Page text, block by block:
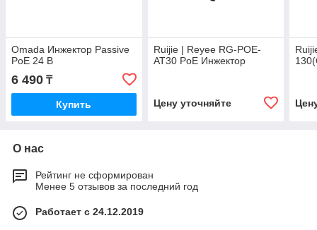
Omada Инжектор Passive
PoE 24 В
6 490 ₸
Купить
Ruijie | Reyee RG-POE-
AT30 PoE Инжектор
Цену уточняйте
О нас
Рейтинг не сформирован
Менее 5 отзывов за последний год
Работает с 24.12.2019